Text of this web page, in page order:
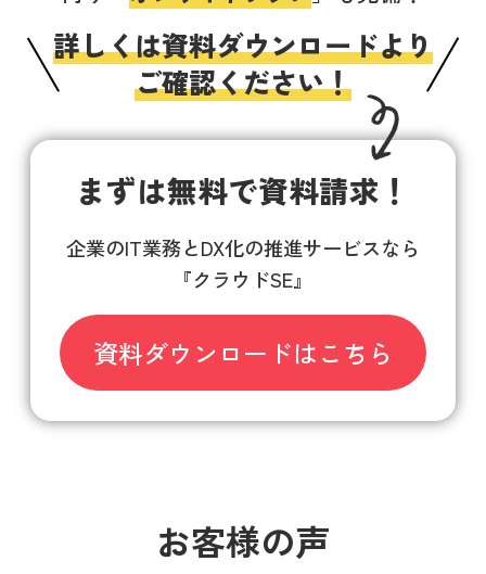
詳しくは資料ダウンロードより
ご確認ください！
まずは無料で資料請求！
企業のIT業務とDX化の推進サービスなら
『クラウドSE』
資料ダウンロードはこちら
お客様の声